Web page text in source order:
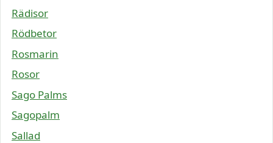
Rädisor
Rödbetor
Rosmarin
Rosor
Sago Palms
Sagopalm
Sallad